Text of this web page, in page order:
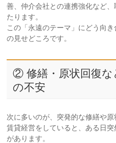
善、仲介会社との連携強化など
たります。
この「永遠のテーマ」にどう向
の見せどころです。
② 修繕・原状回復な
の不安
次に多いのが、突発的な修繕や原
賃貸経営をしていると、ある日
があります。